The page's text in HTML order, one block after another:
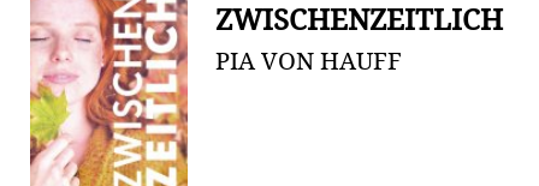
ZWISCHENZEITLICH
PIA VON HAUFF